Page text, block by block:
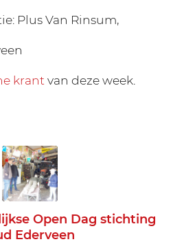
Plus Van Rinsum,
krant van deze week.
Open Dag stichting
Ederveen